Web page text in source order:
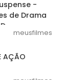
-
de Drama
meusfilmes
AÇÃO